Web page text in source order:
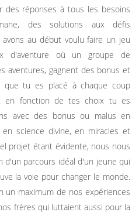
des réponses à tous les besoins
des solutions aux défis
au début voulu faire un jeu
d'aventure où un groupe de
aventures, gagnent des bonus et
que tu es placé à chaque coup
en fonction de tes choix tu es
avec des bonus ou malus en
en science divine, en miracles et
projet étant évidente, nous nous
d'un parcours idéal d'un jeune qui
la voie pour changer le monde.
un maximum de nos expériences
frères qui luttaient aussi pour la